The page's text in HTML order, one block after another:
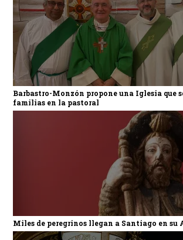
Barbastro-Monzón propone una Iglesia que
familias en la pastoral
Miles de peregrinos llegan a Santiago en su